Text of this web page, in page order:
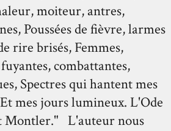
moiteur, antres,
Poussées de fièvre, larmes
rire brisés, Femmes,
combattantes,
Spectres qui hantent mes
mes jours lumineux. L'Ode
Montler." L'auteur nous